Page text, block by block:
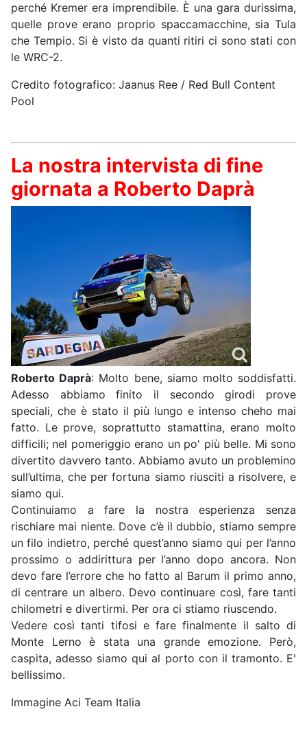
perché Kremer era imprendibile. È una gara durissima,
quelle prove erano proprio spaccamacchine, sia Tula
che Tempio. Si è visto da quanti ritiri ci sono stati con
le WRC-2.
Credito fotografico: Jaanus Ree / Red Bull Content
Pool
La nostra intervista di fine
giornata a Roberto Daprà
Roberto Daprà: Molto bene, siamo molto soddisfatti.
Adesso abbiamo finito il secondo girodi prove
speciali, che è stato il più lungo e intenso cheho mai
fatto. Le prove, soprattutto stamattina, erano molto
difficili; nel pomeriggio erano un po' più belle. Mi sono
divertito davvero tanto. Abbiamo avuto un problemino
sull’ultima, che per fortuna siamo riusciti a risolvere, e
siamo qui.
Continuiamo a fare la nostra esperienza senza
rischiare mai niente. Dove c’è il dubbio, stiamo sempre
un filo indietro, perché quest’anno siamo qui per l’anno
prossimo o addirittura per l’anno dopo ancora. Non
devo fare l’errore che ho fatto al Barum il primo anno,
di centrare un albero. Devo continuare così, fare tanti
chilometri e divertirmi. Per ora ci stiamo riuscendo.
Vedere così tanti tifosi e fare finalmente il salto di
Monte Lerno è stata una grande emozione. Però,
caspita, adesso siamo qui al porto con il tramonto. E'
bellissimo.
Immagine Aci Team Italia